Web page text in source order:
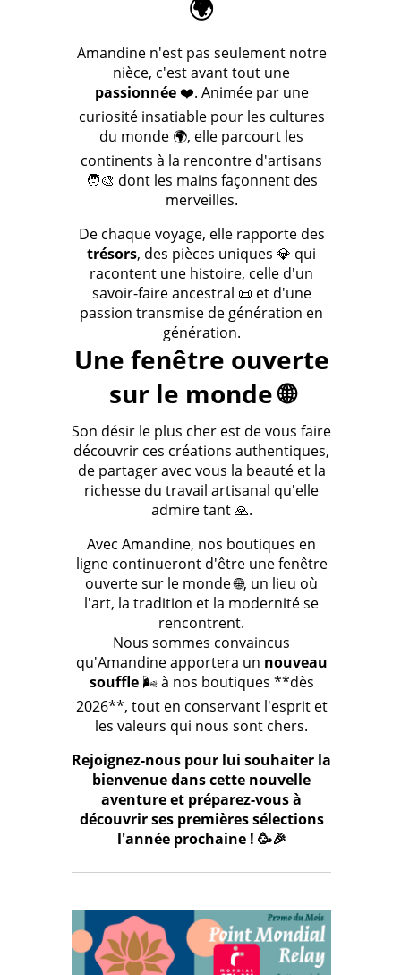
🌍
Amandine n'est pas seulement notre
nièce, c'est avant tout une
passionnée❤️. Animée par une
curiosité insatiable pour les cultures
du monde 🌍, elle parcourt les
continents à la rencontre d'artisans
🧑‍🎨 dont les mains façonnent des
merveilles.
De chaque voyage, elle rapporte des
trésors, des pièces uniques 💎 qui
racontent une histoire, celle d'un
savoir-faire ancestral 📜 et d'une
passion transmise de génération en
génération.
Une fenêtre ouverte
sur le monde 🌐
Son désir le plus cher est de vous faire
découvrir ces créations authentiques,
de partager avec vous la beauté et la
richesse du travail artisanal qu'elle
admire tant 🙏.
Avec Amandine, nos boutiques en
ligne continueront d'être une fenêtre
ouverte sur le monde 🌐, un lieu où
l'art, la tradition et la modernité se
rencontrent.
Nous sommes convaincus
qu'Amandine apportera un nouveau
souffle🌬️ à nos boutiques **dès
2026**, tout en conservant l'esprit et
les valeurs qui nous sont chers.
Rejoignez-nous pour lui souhaiter la
bienvenue dans cette nouvelle
aventure et préparez-vous à
découvrir ses premières sélections
l'année prochaine ! 🥳🎉